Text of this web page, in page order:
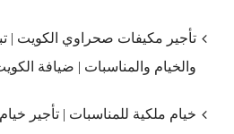
تأجير مكيفات صحراوي الكويت |
والخيام والمناسبات | ضيافة
خيام ملكية للمناسبات | تأجير